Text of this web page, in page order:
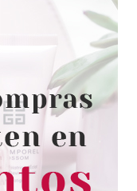
50 ML